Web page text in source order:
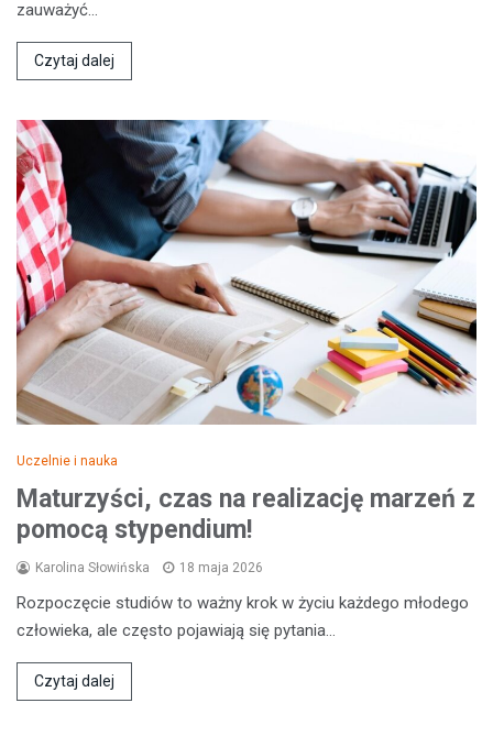
zauważyć…
Czytaj dalej
Uczelnie i nauka
Maturzyści, czas na realizację marzeń z
pomocą stypendium!
Karolina Słowińska 18 maja 2026
Rozpoczęcie studiów to ważny krok w życiu każdego młodego
człowieka, ale często pojawiają się pytania…
Czytaj dalej